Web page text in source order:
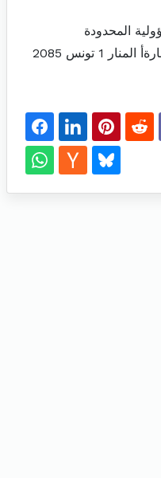
المحدودة
1 تونس 2085